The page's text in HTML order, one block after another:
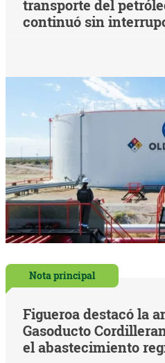
transporte del
continuó sin
Nota principal
Figueroa destacó la
Gasoducto
el abastecimiento